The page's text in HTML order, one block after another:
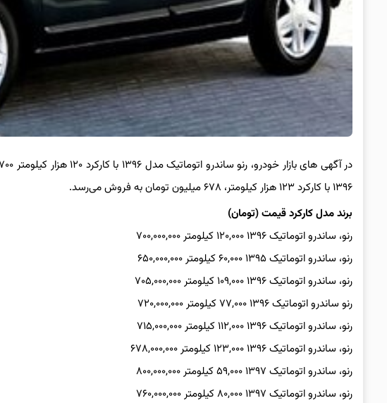
۱۳۹۶ با کارکرد ۱۲۳ هزار کیلومتر، ۶۷۸ میلیون تومان به فروش می‌رسد.
برند مدل کارکرد قیمت (تومان)
رنو، ساندرو اتوماتیک ۱۳۹۶ ۱۲۰,۰۰۰ کیلومتر ۷۰۰,۰۰۰,۰۰۰
رنو، ساندرو اتوماتیک ۱۳۹۵ ۶۰,۰۰۰ کیلومتر ۶۵۰,۰۰۰,۰۰۰
رنو، ساندرو اتوماتیک ۱۳۹۶ ۱۰۹,۰۰۰ کیلومتر ۷۰۵,۰۰۰,۰۰۰
رنو ساندرو اتوماتیک ۱۳۹۶ ۷۷,۰۰۰ کیلومتر ۷۲۰,۰۰۰,۰۰۰
رنو، ساندرو اتوماتیک ۱۳۹۶ ۱۱۲,۰۰۰ کیلومتر ۷۱۵,۰۰۰,۰۰۰
رنو، ساندرو اتوماتیک ۱۳۹۶ ۱۲۳,۰۰۰ کیلومتر ۶۷۸,۰۰۰,۰۰۰
رنو، ساندرو اتوماتیک ۱۳۹۷ ۵۹,۰۰۰ کیلومتر ۸۰۰,۰۰۰,۰۰۰
رنو، ساندرو اتوماتیک ۱۳۹۷ ۸۰,۰۰۰ کیلومتر ۷۶۰,۰۰۰,۰۰۰